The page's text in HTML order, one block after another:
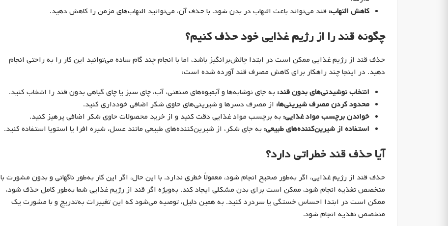
کاهش التهاب: قند می‌تواند باعث التهاب در بدن شود. با حذف آن، می‌توانید التهاب‌های مزمن را کاهش دهید.
چگونه قند را از رژیم غذایی خود حذف کنیم؟
حذف قند از رژیم غذایی ممکن است در ابتدا چالش‌برانگیز باشد، اما با انجام چند گام ساده می‌توانید این کار را به راحتی انجام
دهید. در اینجا چند راهکار برای کاهش مصرف قند آورده شده است:
انتخاب نوشیدنی‌های بدون قند: به جای نوشابه‌ها و آبمیوه‌های صنعتی، آب، چای سبز یا چای گیاهی بدون قند را انتخاب کنید.
محدود کردن مصرف شیرینی‌ها: از مصرف دسرها و شیرینی‌های حاوی شکر اضافی خودداری کنید.
خواندن برچسب مواد غذایی: به برچسب مواد غذایی دقت کنید و از خرید محصولات حاوی شکر اضافی پرهیز کنید.
استفاده از شیرین‌کننده‌های طبیعی: به جای شکر، از شیرین‌کننده‌های طبیعی مانند عسل، شیره افرا یا استویا استفاده کنید.
آیا حذف قند خطراتی دارد؟
حذف قند از رژیم غذایی، اگر به‌طور صحیح انجام شود، معمولاً خطری ندارد. با این حال، اگر این کار به‌طور ناگهانی و بدون مشورت با
متخصص تغذیه انجام شود، ممکن است برای بدن مشکلی ایجاد کند. به‌ویژه اگر قند از رژیم غذایی شما به‌طور کامل حذف شود،
ممکن است در ابتدا احساس خستگی یا سردرد کنید. به همین دلیل، توصیه می‌شود که این تغییرات به‌تدریج و با مشورت یک
متخصص تغذیه انجام شود.